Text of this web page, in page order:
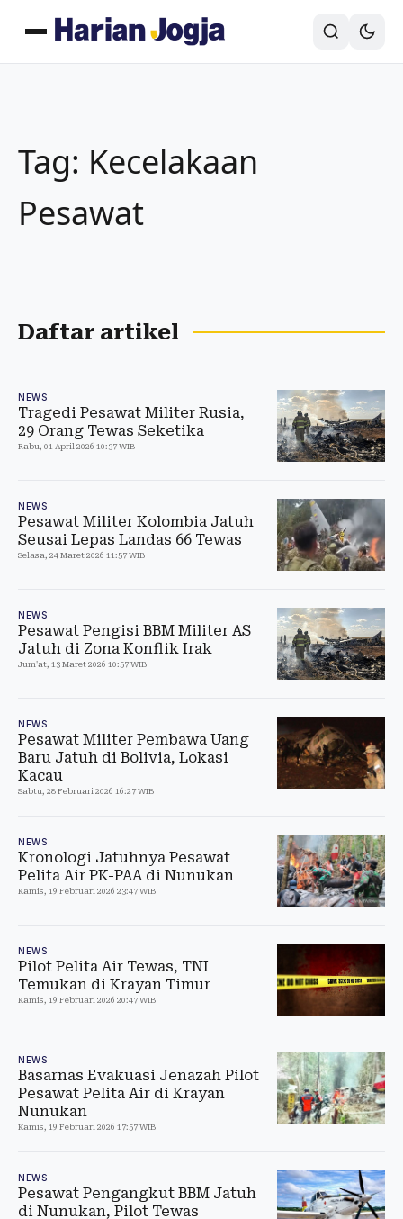
Tag: Kecelakaan
Pesawat
Daftar artikel
NEWS
Tragedi Pesawat Militer Rusia,
29 Orang Tewas Seketika
Rabu, 01 April 2026 10:37 WIB
NEWS
Pesawat Militer Kolombia Jatuh
Seusai Lepas Landas 66 Tewas
Selasa, 24 Maret 2026 11:57 WIB
NEWS
Pesawat Pengisi BBM Militer AS
Jatuh di Zona Konflik Irak
Jum'at, 13 Maret 2026 10:57 WIB
NEWS
Pesawat Militer Pembawa Uang
Baru Jatuh di Bolivia, Lokasi
Kacau
Sabtu, 28 Februari 2026 16:27 WIB
NEWS
Kronologi Jatuhnya Pesawat
Pelita Air PK-PAA di Nunukan
Kamis, 19 Februari 2026 23:47 WIB
NEWS
Pilot Pelita Air Tewas, TNI
Temukan di Krayan Timur
Kamis, 19 Februari 2026 20:47 WIB
NEWS
Basarnas Evakuasi Jenazah Pilot
Pesawat Pelita Air di Krayan
Nunukan
Kamis, 19 Februari 2026 17:57 WIB
NEWS
Pesawat Pengangkut BBM Jatuh
di Nunukan, Pilot Tewas